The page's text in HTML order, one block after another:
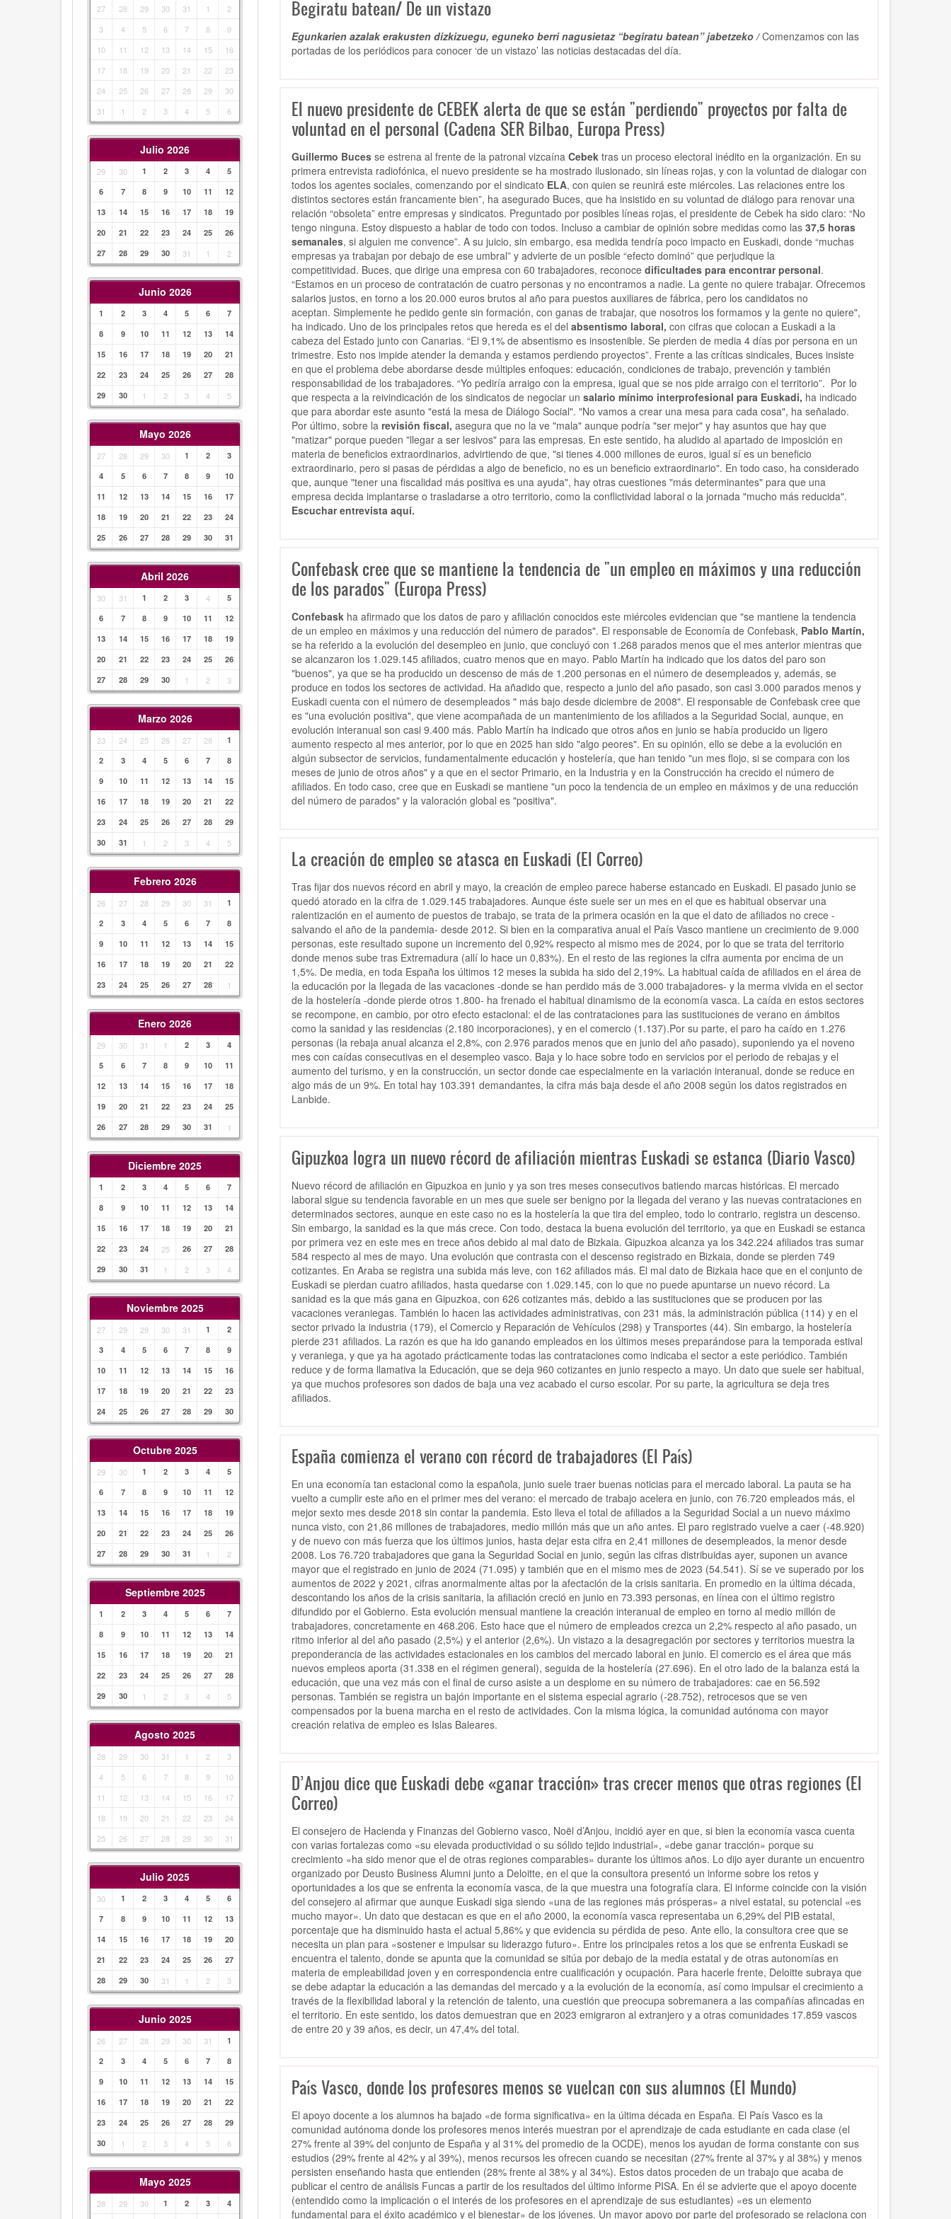
27 28 29 30 31 1
2
3
4 5 6 7 8
9
10
11 12 13 14 15
16
17
18 19 20 21 22
23
24
25 26 27 28 29
30
31
1 2 3 4 5 6
Julio 2026
29 30 1 2 3 4
5
6
7 8 9 10 11
12
13
14 15 16 17 18
19
20
21 22 23 24 25
26
27
28 29 30 31 1 2
Junio 2026
1 2 3 4 5 6
7
8
9 10 11 12 13
14
15
16 17 18 19 20
21
22
23 24 25 26 27
28
29
30 1 2 3 4 5
Mayo 2026
27 28 29 30 1 2
3
4
5 6 7 8 9
10
11
12 13 14 15 16
17
18
19 20 21 22 23
24
25
26 27 28 29 30 31
Abril 2026
30 31 1 2 3 4
5
6
7 8 9 10 11
12
13
14 15 16 17 18
19
20
21 22 23 24 25
26
27
28 29 30 1 2 3
Marzo 2026
23 24 25 26 27 28
1
2
3 4 5 6 7
8
9
10 11 12 13 14
15
16
17 18 19 20 21
22
23
24 25 26 27 28
29
30
31 1 2 3 4 5
Febrero 2026
26 27 28 29 30 31
1
2
3 4 5 6 7
8
9
10 11 12 13 14
15
16
17 18 19 20 21
22
23
24 25 26 27 28 1
Enero 2026
29 30 31 1 2 3
4
5
6 7 8 9 10
11
12
13 14 15 16 17
18
19
20 21 22 23 24
25
26
27 28 29 30 31 1
Diciembre 2025
1 2 3 4 5 6
7
8
9 10 11 12 13
14
15
16 17 18 19 20
21
22
23 24 25 26 27
28
29
30 31 1 2 3 4
Noviembre 2025
27 29 29 30 31 1
2
3
4 5 6 7 8
9
10
11 12 13 14 15
16
17
18 19 20 21 22
23
24
25 26 27 28 29 30
Octubre 2025
29 30 1 2 3 4
5
6
7 8 9 10 11
12
13
14 15 16 17 18
19
20
21 22 23 24 25
26
27
28 29 30 31 1 2
Septiembre 2025
1 2 3 4 5 6
7
8
9 10 11 12 13
14
15
16 17 18 19 20
21
22
23 24 25 26 27
28
29
30 1 2 3 4 5
Agosto 2025
28 29 30 31 1 2
3
4
5 6 7 8 9
10
11
12 13 14 15 16
17
18
19 20 21 22 23
24
25
26 27 28 29 30 31
Julio 2025
30 1 2 3 4 5
6
7
8 9 10 11 12
13
14
15 16 17 18 19
20
21
22 23 24 25 26
27
28
29 30 31 1 2 3
Junio 2025
26 27 28 29 30 31
1
2
3 4 5 6 7
8
9
10 11 12 13 14
15
16
17 18 19 20 21
22
23
24 25 26 27 28
29
30
1 2 3 4 5 6
Mayo 2025
28 29 30 1 2 3
4
Begiratu batean/ De un vistazo
Egunkarien azalak erakusten dizkizuegu, eguneko berri nagusietaz “begiratu batean” jabetzeko /Comenzamos con las
portadas de los periódicos para conocer ‘de un vistazo’ las noticias destacadas del día.
El nuevo presidente de CEBEK alerta de que se están "perdiendo" proyectos por falta de
voluntad en el personal (Cadena SER Bilbao, Europa Press)
Guillermo Bucesse estrena al frente de la patronal vizcaína Cebektras un proceso electoral inédito en la organización. En su
primera entrevista radiofónica, el nuevo presidente se ha mostrado ilusionado, sin líneas rojas, y con la voluntad de dialogar con
todos los agentes sociales, comenzando por el sindicato ELA, con quien se reunirá este miércoles. Las relaciones entre los
distintos sectores están francamente bien”, ha asegurado Buces, que ha insistido en su voluntad de diálogo para renovar una
relación “obsoleta” entre empresas y sindicatos. Preguntado por posibles líneas rojas, el presidente de Cebek ha sido claro: “No
tengo ninguna. Estoy dispuesto a hablar de todo con todos. Incluso a cambiar de opinión sobre medidas como las 37,5 horas
semanales, si alguien me convence”. A su juicio, sin embargo, esa medida tendría poco impacto en Euskadi, donde “muchas
empresas ya trabajan por debajo de ese umbral” y advierte de un posible “efecto dominó” que perjudique la
competitividad. Buces, que dirige una empresa con 60 trabajadores, reconoce dificultades para encontrar personal.
“Estamos en un proceso de contratación de cuatro personas y no encontramos a nadie. La gente no quiere trabajar. Ofrecemos
salarios justos, en torno a los 20.000 euros brutos al año para puestos auxiliares de fábrica, pero los candidatos no
aceptan. Simplemente he pedido gente sin formación, con ganas de trabajar, que nosotros los formamos y la gente no quiere",
ha indicado. Uno de los principales retos que hereda es el del absentismo laboral, con cifras que colocan a Euskadi a la
cabeza del Estado junto con Canarias. “El 9,1% de absentismo es insostenible. Se pierden de media 4 días por persona en un
trimestre. Esto nos impide atender la demanda y estamos perdiendo proyectos”. Frente a las críticas sindicales, Buces insiste
en que el problema debe abordarse desde múltiples enfoques: educación, condiciones de trabajo, prevención y también
responsabilidad de los trabajadores. “Yo pediría arraigo con la empresa, igual que se nos pide arraigo con el territorio”. Por lo
que respecta a la reivindicación de los sindicatos de negociar un salario mínimo interprofesional para Euskadi, ha indicado
que para abordar este asunto "está la mesa de Diálogo Social". "No vamos a crear una mesa para cada cosa", ha señalado.
Por último, sobre la revisión fiscal, asegura que no la ve "mala" aunque podría "ser mejor" y hay asuntos que hay que
"matizar" porque pueden "llegar a ser lesivos" para las empresas. En este sentido, ha aludido al apartado de imposición en
materia de beneficios extraordinarios, advirtiendo de que, "si tienes 4.000 millones de euros, igual sí es un beneficio
extraordinario, pero si pasas de pérdidas a algo de beneficio, no es un beneficio extraordinario". En todo caso, ha considerado
que, aunque "tener una fiscalidad más positiva es una ayuda", hay otras cuestiones "más determinantes" para que una
empresa decida implantarse o trasladarse a otro territorio, como la conflictividad laboral o la jornada "mucho más reducida".
Escuchar entrevista aquí.
Confebask cree que se mantiene la tendencia de "un empleo en máximos y una reducción
de los parados" (Europa Press)
Confebaskha afirmado que los datos de paro y afiliación conocidos este miércoles evidencian que "se mantiene la tendencia
de un empleo en máximos y una reducción del número de parados". El responsable de Economía de Confebask, Pablo Martín,
se ha referido a la evolución del desempleo en junio, que concluyó con 1.268 parados menos que el mes anterior mientras que
se alcanzaron los 1.029.145 afiliados, cuatro menos que en mayo. Pablo Martín ha indicado que los datos del paro son
"buenos", ya que se ha producido un descenso de más de 1.200 personas en el número de desempleados y, además, se
produce en todos los sectores de actividad. Ha añadido que, respecto a junio del año pasado, son casi 3.000 parados menos y
Euskadi cuenta con el número de desempleados " más bajo desde diciembre de 2008". El responsable de Confebask cree que
es "una evolución positiva", que viene acompañada de un mantenimiento de los afiliados a la Seguridad Social, aunque, en
evolución interanual son casi 9.400 más. Pablo Martín ha indicado que otros años en junio se había producido un ligero
aumento respecto al mes anterior, por lo que en 2025 han sido "algo peores". En su opinión, ello se debe a la evolución en
algún subsector de servicios, fundamentalmente educación y hostelería, que han tenido "un mes flojo, si se compara con los
meses de junio de otros años" y a que en el sector Primario, en la Industria y en la Construcción ha crecido el número de
afiliados. En todo caso, cree que en Euskadi se mantiene "un poco la tendencia de un empleo en máximos y de una reducción
del número de parados" y la valoración global es "positiva".
La creación de empleo se atasca en Euskadi (El Correo)
Tras fijar dos nuevos récord en abril y mayo, la creación de empleo parece haberse estancado en Euskadi. El pasado junio se
quedó atorado en la cifra de 1.029.145 trabajadores. Aunque éste suele ser un mes en el que es habitual observar una
ralentización en el aumento de puestos de trabajo, se trata de la primera ocasión en la que el dato de afiliados no crece -
salvando el año de la pandemia- desde 2012. Si bien en la comparativa anual el País Vasco mantiene un crecimiento de 9.000
personas, este resultado supone un incremento del 0,92% respecto al mismo mes de 2024, por lo que se trata del territorio
donde menos sube tras Extremadura (allí lo hace un 0,83%). En el resto de las regiones la cifra aumenta por encima de un
1,5%. De media, en toda España los últimos 12 meses la subida ha sido del 2,19%. La habitual caída de afiliados en el área de
la educación por la llegada de las vacaciones -donde se han perdido más de 3.000 trabajadores- y la merma vivida en el sector
de la hostelería -donde pierde otros 1.800- ha frenado el habitual dinamismo de la economía vasca. La caída en estos sectores
se recompone, en cambio, por otro efecto estacional: el de las contrataciones para las sustituciones de verano en ámbitos
como la sanidad y las residencias (2.180 incorporaciones), y en el comercio (1.137).Por su parte, el paro ha caído en 1.276
personas (la rebaja anual alcanza el 2,8%, con 2.976 parados menos que en junio del año pasado), suponiendo ya el noveno
mes con caídas consecutivas en el desempleo vasco. Baja y lo hace sobre todo en servicios por el periodo de rebajas y el
aumento del turismo, y en la construcción, un sector donde cae especialmente en la variación interanual, donde se reduce en
algo más de un 9%. En total hay 103.391 demandantes, la cifra más baja desde el año 2008 según los datos registrados en
Lanbide.
Gipuzkoa logra un nuevo récord de afiliación mientras Euskadi se estanca (Diario Vasco)
Nuevo récord de afiliación en Gipuzkoa en junio y ya son tres meses consecutivos batiendo marcas históricas. El mercado
laboral sigue su tendencia favorable en un mes que suele ser benigno por la llegada del verano y las nuevas contrataciones en
determinados sectores, aunque en este caso no es la hostelería la que tira del empleo, todo lo contrario, registra un descenso.
Sin embargo, la sanidad es la que más crece. Con todo, destaca la buena evolución del territorio, ya que en Euskadi se estanca
por primera vez en este mes en trece años debido al mal dato de Bizkaia. Gipuzkoa alcanza ya los 342.224 afiliados tras sumar
584 respecto al mes de mayo. Una evolución que contrasta con el descenso registrado en Bizkaia, donde se pierden 749
cotizantes. En Araba se registra una subida más leve, con 162 afiliados más. El mal dato de Bizkaia hace que en el conjunto de
Euskadi se pierdan cuatro afiliados, hasta quedarse con 1.029.145, con lo que no puede apuntarse un nuevo récord. La
sanidad es la que más gana en Gipuzkoa, con 626 cotizantes más, debido a las sustituciones que se producen por las
vacaciones veraniegas. También lo hacen las actividades administrativas, con 231 más, la administración pública (114) y en el
sector privado la industria (179), el Comercio y Reparación de Vehículos (298) y Transportes (44). Sin embargo, la hostelería
pierde 231 afiliados. La razón es que ha ido ganando empleados en los últimos meses preparándose para la temporada estival
y veraniega, y que ya ha agotado prácticamente todas las contrataciones como indicaba el sector a este periódico. También
reduce y de forma llamativa la Educación, que se deja 960 cotizantes en junio respecto a mayo. Un dato que suele ser habitual,
ya que muchos profesores son dados de baja una vez acabado el curso escolar. Por su parte, la agricultura se deja tres
afiliados.
España comienza el verano con récord de trabajadores (El País)
En una economía tan estacional como la española, junio suele traer buenas noticias para el mercado laboral. La pauta se ha
vuelto a cumplir este año en el primer mes del verano: el mercado de trabajo acelera en junio, con 76.720 empleados más, el
mejor sexto mes desde 2018 sin contar la pandemia. Esto lleva el total de afiliados a la Seguridad Social a un nuevo máximo
nunca visto, con 21,86 millones de trabajadores, medio millón más que un año antes. El paro registrado vuelve a caer (-48.920)
y de nuevo con más fuerza que los últimos junios, hasta dejar esta cifra en 2,41 millones de desempleados, la menor desde
2008. Los 76.720 trabajadores que gana la Seguridad Social en junio, según las cifras distribuidas ayer, suponen un avance
mayor que el registrado en junio de 2024 (71.095) y también que en el mismo mes de 2023 (54.541). Sí se ve superado por los
aumentos de 2022 y 2021, cifras anormalmente altas por la afectación de la crisis sanitaria. En promedio en la última década,
descontando los años de la crisis sanitaria, la afiliación creció en junio en 73.393 personas, en línea con el último registro
difundido por el Gobierno. Esta evolución mensual mantiene la creación interanual de empleo en torno al medio millón de
trabajadores, concretamente en 468.206. Esto hace que el número de empleados crezca un 2,2% respecto al año pasado, un
ritmo inferior al del año pasado (2,5%) y el anterior (2,6%). Un vistazo a la desagregación por sectores y territorios muestra la
preponderancia de las actividades estacionales en los cambios del mercado laboral en junio. El comercio es el área que más
nuevos empleos aporta (31.338 en el régimen general), seguida de la hostelería (27.696). En el otro lado de la balanza está la
educación, que una vez más con el final de curso asiste a un desplome en su número de trabajadores: cae en 56.592
personas. También se registra un bajón importante en el sistema especial agrario (-28.752), retrocesos que se ven
compensados por la buena marcha en el resto de actividades. Con la misma lógica, la comunidad autónoma con mayor
creación relativa de empleo es Islas Baleares.
D’Anjou dice que Euskadi debe «ganar tracción» tras crecer menos que otras regiones (El
Correo)
El consejero de Hacienda y Finanzas del Gobierno vasco, Noël d’Anjou, incidió ayer en que, si bien la economía vasca cuenta
con varias fortalezas como «su elevada productividad o su sólido tejido industrial», «debe ganar tracción» porque su
crecimiento «ha sido menor que el de otras regiones comparables» durante los últimos años. Lo dijo ayer durante un encuentro
organizado por Deusto Business Alumni junto a Deloitte, en el que la consultora presentó un informe sobre los retos y
oportunidades a los que se enfrenta la economía vasca, de la que muestra una fotografía clara. El informe coincide con la visión
del consejero al afirmar que aunque Euskadi siga siendo «una de las regiones más prósperas» a nivel estatal, su potencial «es
mucho mayor». Un dato que destacan es que en el año 2000, la economía vasca representaba un 6,29% del PIB estatal,
porcentaje que ha disminuido hasta el actual 5,86% y que evidencia su pérdida de peso. Ante ello, la consultora cree que se
necesita un plan para «sostener e impulsar su liderazgo futuro». Entre los principales retos a los que se enfrenta Euskadi se
encuentra el talento, donde se apunta que la comunidad se sitúa por debajo de la media estatal y de otras autonomías en
materia de empleabilidad joven y en correspondencia entre cualificación y ocupación. Para hacerle frente, Deloitte subraya que
se debe adaptar la educación a las demandas del mercado y a la evolución de la economía, así como impulsar el crecimiento a
través de la flexibilidad laboral y la retención de talento, una cuestión que preocupa sobremanera a las compañías afincadas en
el territorio. En este sentido, los datos demuestran que en 2023 emigraron al extranjero y a otras comunidades 17.859 vascos
de entre 20 y 39 años, es decir, un 47,4% del total.
País Vasco, donde los profesores menos se vuelcan con sus alumnos (El Mundo)
El apoyo docente a los alumnos ha bajado «de forma significativa» en la última década en España. El País Vasco es la
comunidad autónoma donde los profesores menos interés muestran por el aprendizaje de cada estudiante en cada clase (el
27% frente al 39% del conjunto de España y al 31% del promedio de la OCDE), menos los ayudan de forma constante con sus
estudios (29% frente al 42% y al 39%), menos recursos les ofrecen cuando se necesitan (27% frente al 37% y al 38%) y menos
persisten enseñando hasta que entienden (28% frente al 38% y al 34%). Estos datos proceden de un trabajo que acaba de
publicar el centro de análisis Funcas a partir de los resultados del último informe PISA. En él se advierte que el apoyo docente
(entendido como la implicación o el interés de los profesores en el aprendizaje de sus estudiantes) «es un elemento
fundamental para el éxito académico y el bienestar» de los jóvenes. Un mayor apoyo por parte del profesorado se relaciona con